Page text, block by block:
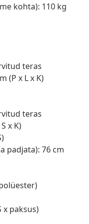
kohta): 110 kg
teras
(P x L x K)
teras
x K)
padjata): 76 cm
x paksus)